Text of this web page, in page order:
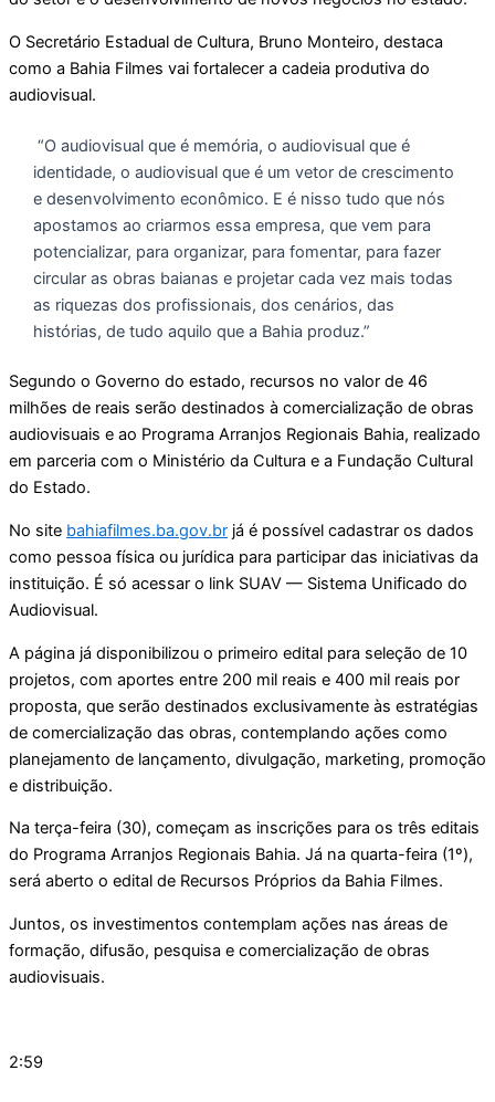
O Secretário Estadual de Cultura, Bruno Monteiro, destaca
como a Bahia Filmes vai fortalecer a cadeia produtiva do
audiovisual.
“O audiovisual que é memória, o audiovisual que é
identidade, o audiovisual que é um vetor de crescimento
e desenvolvimento econômico. E é nisso tudo que nós
apostamos ao criarmos essa empresa, que vem para
potencializar, para organizar, para fomentar, para fazer
circular as obras baianas e projetar cada vez mais todas
as riquezas dos profissionais, dos cenários, das
histórias, de tudo aquilo que a Bahia produz.”
Segundo o Governo do estado, recursos no valor de 46
milhões de reais serão destinados à comercialização de obras
audiovisuais e ao Programa Arranjos Regionais Bahia, realizado
em parceria com o Ministério da Cultura e a Fundação Cultural
do Estado.
No site bahiafilmes.ba.gov.br já é possível cadastrar os dados
como pessoa física ou jurídica para participar das iniciativas da
instituição. É só acessar o link SUAV — Sistema Unificado do
Audiovisual.
A página já disponibilizou o primeiro edital para seleção de 10
projetos, com aportes entre 200 mil reais e 400 mil reais por
proposta, que serão destinados exclusivamente às estratégias
de comercialização das obras, contemplando ações como
planejamento de lançamento, divulgação, marketing, promoção
e distribuição.
Na terça-feira (30), começam as inscrições para os três editais
do Programa Arranjos Regionais Bahia. Já na quarta-feira (1º),
será aberto o edital de Recursos Próprios da Bahia Filmes.
Juntos, os investimentos contemplam ações nas áreas de
formação, difusão, pesquisa e comercialização de obras
audiovisuais.
2:59